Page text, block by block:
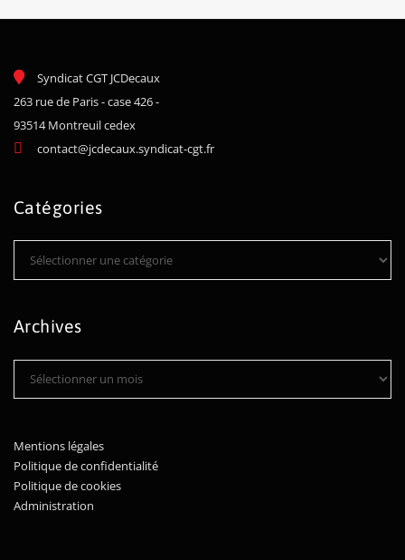
Syndicat CGT JCDecaux
263 rue de Paris - case 426 -
93514 Montreuil cedex
contact@jcdecaux.syndicat-cgt.fr
Catégories
Archives
Mentions légales
Politique de confidentialité
Politique de cookies
Administration